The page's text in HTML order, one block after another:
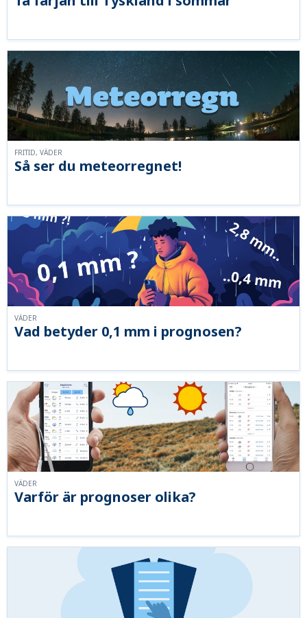
Så ser du meteorregnet!
FRITID, VÄDER
Vad betyder 0,1 mm i prognosen?
VÄDER
Varför är prognoser olika?
VÄDER